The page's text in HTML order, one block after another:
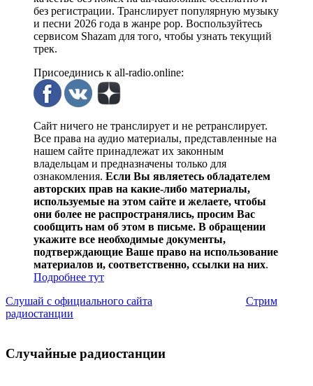
без регистрации. Транслирует популярную музыку
и песни 2026 года в жанре pop. Воспользуйтесь
сервисом Shazam для того, чтобы узнать текущий
трек.
Присоединись к all-radio.online:
Сайт ничего не транслирует и не ретранслирует.
Все права на аудио материалы, представленные на
нашем сайте принадлежат их законным
владельцам и предназначены только для
ознакомления. Если Вы являетесь обладателем
авторских прав на какие-либо материалы,
используемые на этом сайте и желаете, чтобы
они более не распространялись, просим Вас
сообщить нам об этом в письме. В обращении
укажите все необходимые документы,
подтверждающие Ваше право на использование
материалов и, соответственно, ссылки на них.
Подробнее тут
Слушай с официального сайта
Стрим
радиостанции
Случайные радиостанции